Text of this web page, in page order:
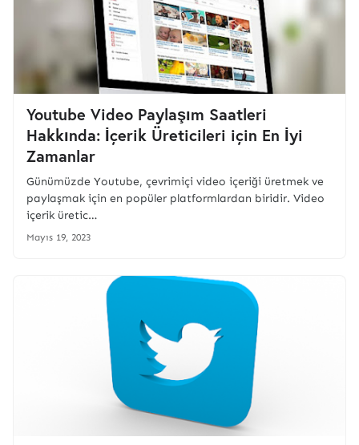
Youtube Video Paylaşım Saatleri
Hakkında: İçerik Üreticileri için En İyi
Zamanlar
Günümüzde Youtube, çevrimiçi video içeriği üretmek ve
paylaşmak için en popüler platformlardan biridir. Video
içerik üretic…
Mayıs 19, 2023